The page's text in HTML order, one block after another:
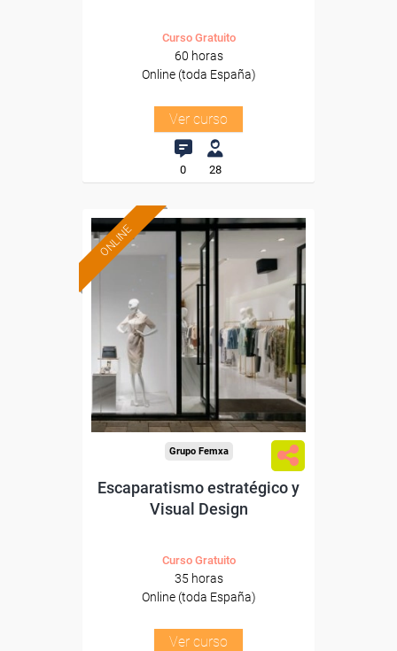
Curso Gratuito
60 horas
Online (toda España)
Ver curso
0 28
ONLINE
Formación 100%
subvencionada.
Para desempleados,
trabajadores y autónomos.
Sector
-Grandes Almacenes.
Grupo Femxa
Escaparatismo estratégico y
Visual Design
Curso Gratuito
35 horas
Online (toda España)
Ver curso